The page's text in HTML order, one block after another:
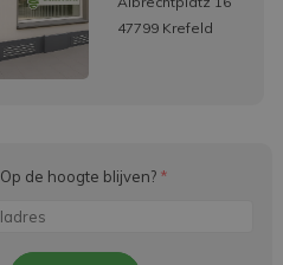
47799 Krefeld
Op de hoogte blijven? *